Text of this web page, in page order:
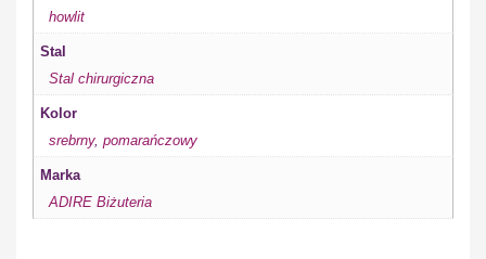
howlit
Stal
Stal chirurgiczna
Kolor
srebrny, pomarańczowy
Marka
ADIRE Biżuteria